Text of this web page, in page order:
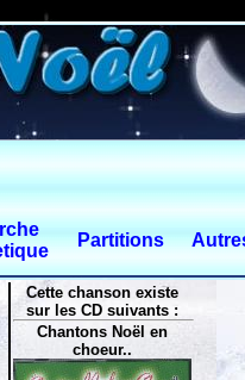
Partitions
Cette chanson existe
sur les CD suivants :
Chantons Noël en
choeur..